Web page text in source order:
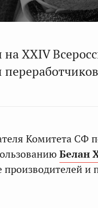
XXIV
Комитета СФ
Белан
производителей и